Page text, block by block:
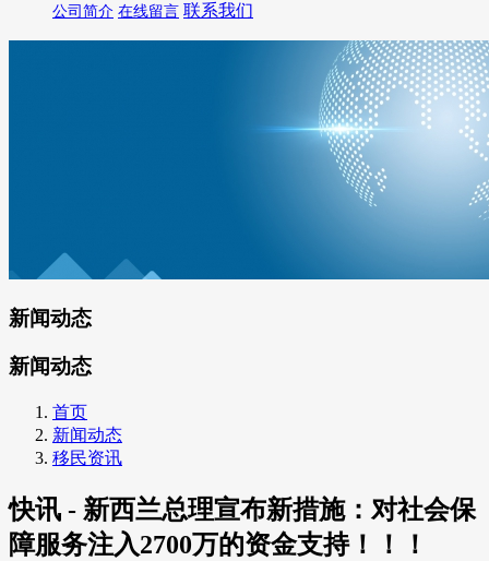
公司简介 在线留言 联系我们
新闻动态
新闻动态
首页
新闻动态
移民资讯
快讯 - 新西兰总理宣布新措施：对社会保
障服务注入2700万的资金支持！！！